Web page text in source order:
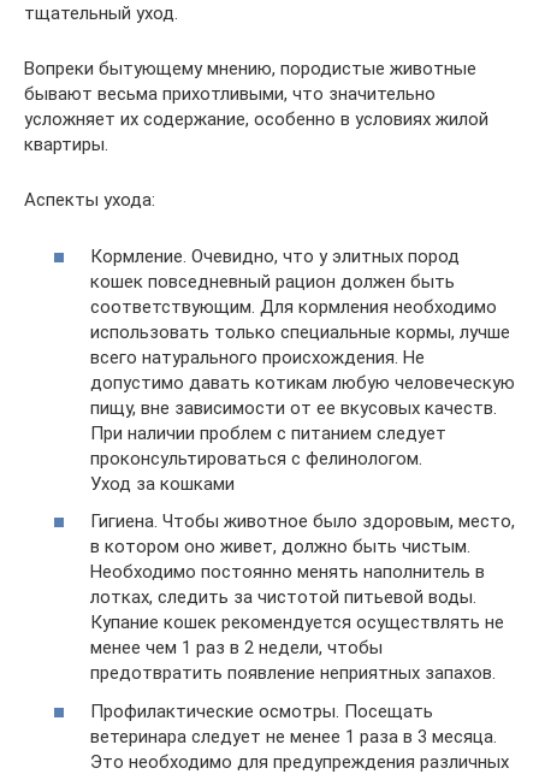
тщательный уход.
Вопреки бытующему мнению, породистые животные
бывают весьма прихотливыми, что значительно
усложняет их содержание, особенно в условиях жилой
квартиры.
Аспекты ухода:
Кормление. Очевидно, что у элитных пород
кошек повседневный рацион должен быть
соответствующим. Для кормления необходимо
использовать только специальные кормы, лучше
всего натурального происхождения. Не
допустимо давать котикам любую человеческую
пищу, вне зависимости от ее вкусовых качеств.
При наличии проблем с питанием следует
проконсультироваться с фелинологом.
Уход за кошками
Гигиена. Чтобы животное было здоровым, место,
в котором оно живет, должно быть чистым.
Необходимо постоянно менять наполнитель в
лотках, следить за чистотой питьевой воды.
Купание кошек рекомендуется осуществлять не
менее чем 1 раз в 2 недели, чтобы
предотвратить появление неприятных запахов.
Профилактические осмотры. Посещать
ветеринара следует не менее 1 раза в 3 месяца.
Это необходимо для предупреждения различных